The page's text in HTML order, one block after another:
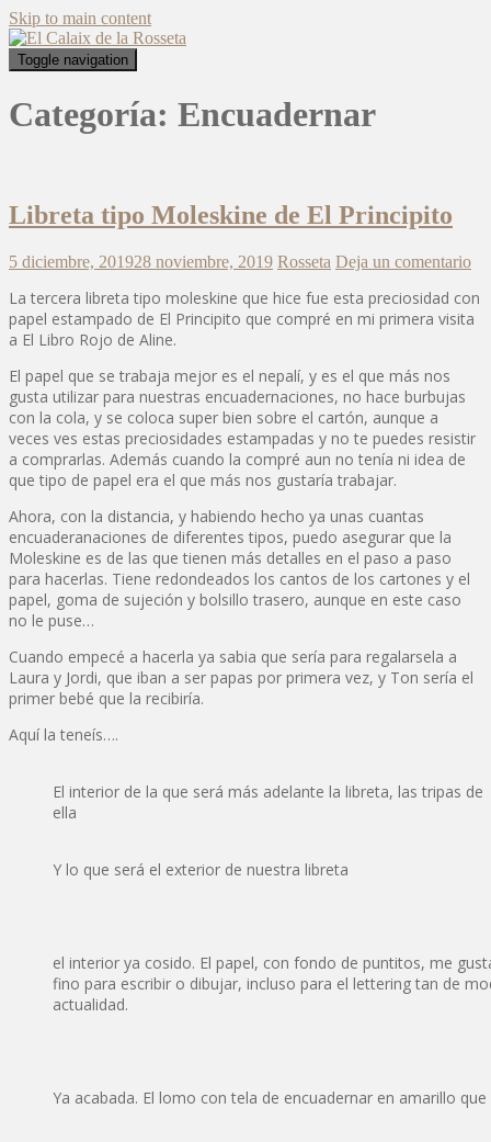
Skip to main content
Toggle navigation
Categoría: Encuadernar
Libreta tipo Moleskine de El Principito
5 diciembre, 201928 noviembre, 2019 Rosseta Deja un comentario
La tercera libreta tipo moleskine que hice fue esta preciosidad con
papel estampado de El Principito que compré en mi primera visita
a El Libro Rojo de Aline.
El papel que se trabaja mejor es el nepalí, y es el que más nos
gusta utilizar para nuestras encuadernaciones, no hace burbujas
con la cola, y se coloca super bien sobre el cartón, aunque a
veces ves estas preciosidades estampadas y no te puedes resistir
a comprarlas. Además cuando la compré aun no tenía ni idea de
que tipo de papel era el que más nos gustaría trabajar.
Ahora, con la distancia, y habiendo hecho ya unas cuantas
encuaderanaciones de diferentes tipos, puedo asegurar que la
Moleskine es de las que tienen más detalles en el paso a paso
para hacerlas. Tiene redondeados los cantos de los cartones y el
papel, goma de sujeción y bolsillo trasero, aunque en este caso
no le puse…
Cuando empecé a hacerla ya sabia que sería para regalarsela a
Laura y Jordi, que iban a ser papas por primera vez, y Ton sería el
primer bebé que la recibiría.
Aquí la teneís….
El interior de la que será más adelante la libreta, las tripas de
ella
Y lo que será el exterior de nuestra libreta
el interior ya cosido. El papel, con fondo de puntitos, me
fino para escribir o dibujar, incluso para el lettering tan de
actualidad.
Ya acabada. El lomo con tela de encuadernar en amarillo